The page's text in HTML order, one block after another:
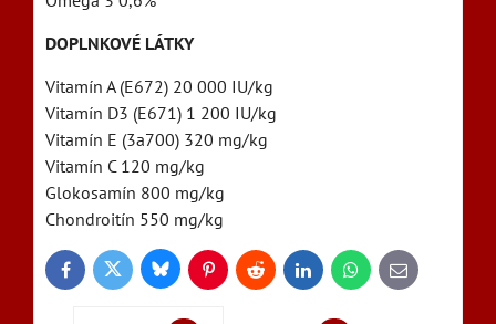
DOPLNKOVÉ LÁTKY
Vitamín A (E672) 20 000 IU/kg
Vitamín D3 (E671) 1 200 IU/kg
Vitamín E (3a700) 320 mg/kg
Vitamín C 120 mg/kg
Glokosamín 800 mg/kg
Chondroitín 550 mg/kg
FacebookTwitter BlueskyPinterestReddit LinkedInWhatsApp
E-
mail